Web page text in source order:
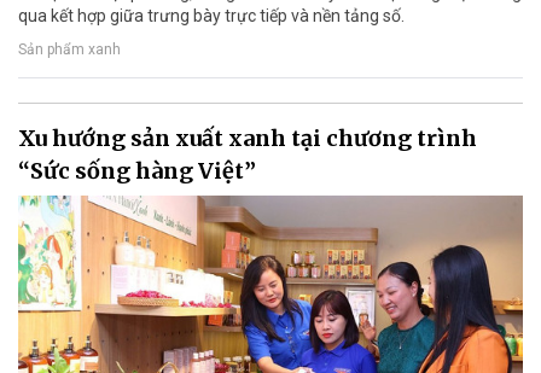
qua kết hợp giữa trưng bày trực tiếp và nền tảng số.
Sản phẩm xanh
Xu hướng sản xuất xanh tại chương trình
“Sức sống hàng Việt”